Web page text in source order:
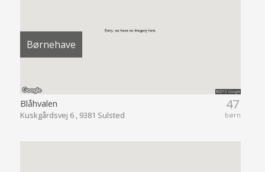
Børnehave
47
børn
Blåhvalen
Kuskgårdsvej 6 , 9381 Sulsted